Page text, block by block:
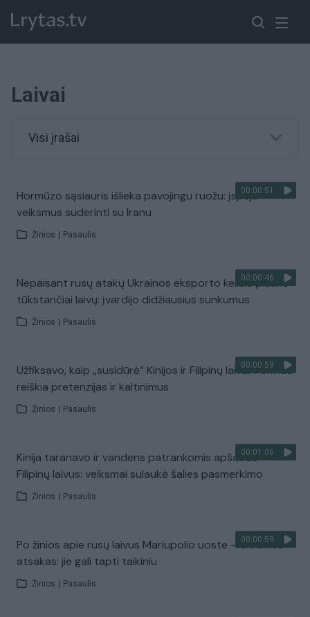
Laivai
Visi įrašai
00:00:51
Hormūzo sąsiauris išlieka pavojingu ruožu: įspėja
veiksmus suderinti su Iranu
Žinios Pasaulis
00:00:46
Nepaisant rusų atakų Ukrainos eksporto keliais plaukė
tūkstančiai laivų: įvardijo didžiausius sunkumus
Žinios Pasaulis
00:00:59
Užfiksavo, kaip „susidūrė“ Kinijos ir Filipinų laivai: Pekinas
reiškia pretenzijas ir kaltinimus
Žinios Pasaulis
00:01:06
Kinija taranavo ir vandens patrankomis apšaudė
Filipinų laivus: veiksmai sulaukė šalies pasmerkimo
Žinios Pasaulis
00:00:59
Po žinios apie rusų laivus Mariupolio uoste – Ukrainos
atsakas: jie gali tapti taikiniu
Žinios Pasaulis